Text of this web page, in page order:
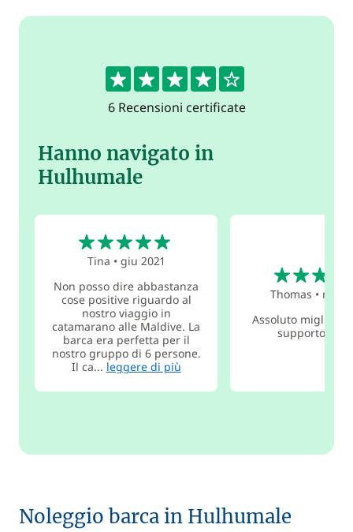
4.3
6 Recensioni certificate
Hanno navigato in
Hulhumale
Tina •giu 2021
Non posso dire abbastanza
cose positive riguardo al
nostro viaggio in
catamarano alle Maldive. La
barca era perfetta per il
nostro gruppo di 6 persone.
Il ca... leggere di più
Thomas • mag
Assoluto miglior
supporto in
Noleggio barca in Hulhumale